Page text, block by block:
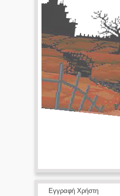
Εγγραφή Χρήστη